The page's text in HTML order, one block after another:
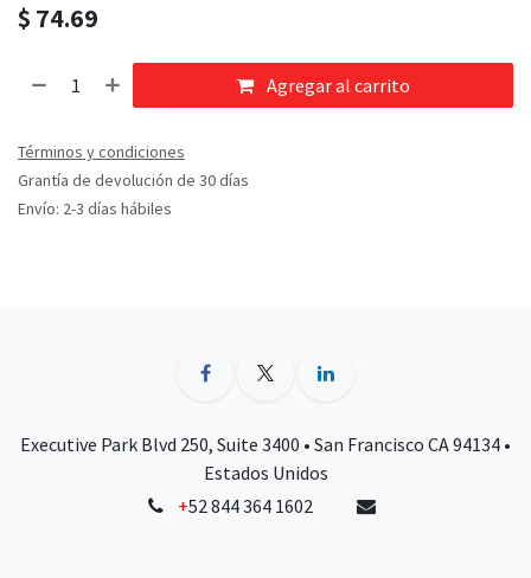
$ 74.69
Agregar al carrito
Términos y condiciones
Grantía de devolución de 30 días
Envío: 2-3 días hábiles
Executive Park Blvd 250, Suite 3400 • San Francisco CA 94134 •
Estados Unidos
+52 844 364 1602